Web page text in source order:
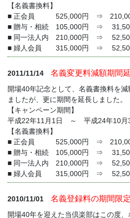
【名義書換料】
■ 正会員 525,000円 ⇒ 210,000
■ 贈与・相続 105,000円 ⇒
■ 同一法人内 210,000円 ⇒
■ 婦人会員 315,000円 ⇒ 52,500
2011/11/14 名義変更料減額期間
開場40年記念として、名義書換料を
ましたが、更に期間を延長しました。
【キャンペーン期間】
平成22年11月1日 ～ 平成24年10月
【名義書換料】
■ 正会員 525,000円 ⇒ 210,000
■ 贈与・相続 105,000円 ⇒
■ 同一法人内 210,000円 ⇒
■ 婦人会員 315,000円 ⇒ 52,500
2010/11/01 名義登録料の期間限
開場40年を迎えた当倶楽部はこの度